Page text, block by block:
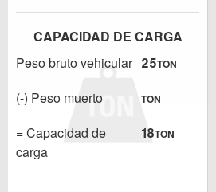
CAPACIDAD DE CARGA
Peso bruto vehicular 25TON
(-) Peso muerto TON
= Capacidad de
carga
18TON